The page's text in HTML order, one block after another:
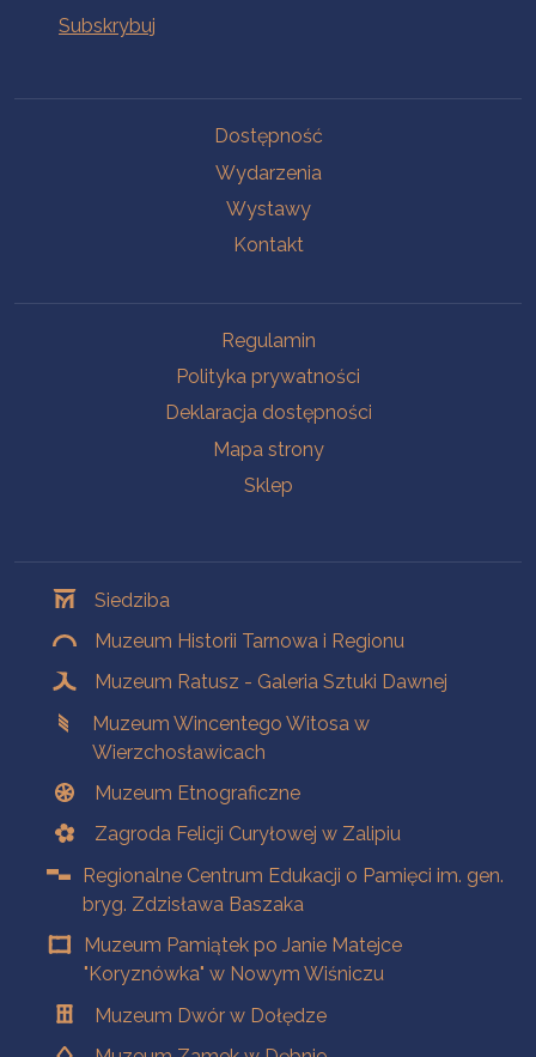
Dostępność
Wydarzenia
Wystawy
Kontakt
Regulamin
Polityka prywatności
Deklaracja dostępności
Mapa strony
Sklep
Siedziba
Muzeum Historii Tarnowa i Regionu
Muzeum Ratusz - Galeria Sztuki Dawnej
Muzeum Wincentego Witosa w
Wierzchosławicach
Muzeum Etnograficzne
Zagroda Felicji Curyłowej w Zalipiu
Regionalne Centrum Edukacji o Pamięci im. gen.
bryg. Zdzisława Baszaka
Muzeum Pamiątek po Janie Matejce
"Koryznówka" w Nowym Wiśniczu
Muzeum Dwór w Dołędze